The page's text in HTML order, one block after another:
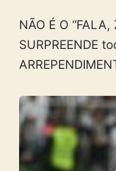
NÃO É O
SURPREENDE